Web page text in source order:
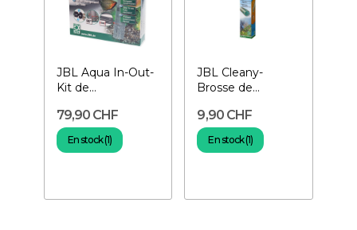
JBL Aqua In-Out-
Kit de
d'eau
79,90 CHF
En stock (1)
JBL Cleany-
Brosse de
tuyaux
9,90 CHF
En stock (1)